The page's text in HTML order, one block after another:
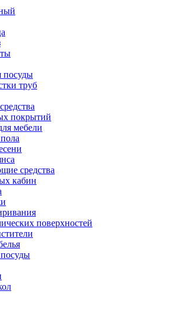
посуды
труб
покрытий
мебели
средства
кабин
поверхностей